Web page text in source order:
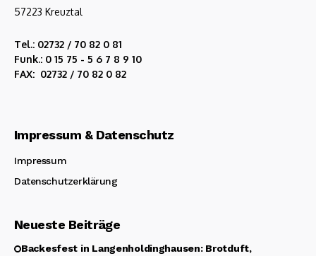
57223 Kreuztal
Tel.: 02732 / 70 82 0 81
Funk.: 0 15 75 - 5 6 7 8 9 10
FAX: 02732 / 70 82 0 82
Impressum & Datenschutz
Impressum
Datenschutzerklärung
Neueste Beiträge
Backesfest in Langenholdinghausen: Brotduft,